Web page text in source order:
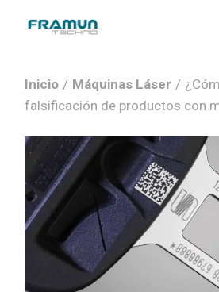
Inicio Máquinas Láser
falsificación de productos con